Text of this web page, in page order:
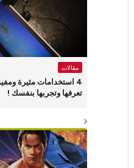
مقالات
4 استخدامات مثيرة
تعرفها وتجربها بنفسك !